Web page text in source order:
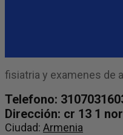
fisiatria y examenes de
Telefono:
Dirección: cr 13 1
Ciudad: Armenia